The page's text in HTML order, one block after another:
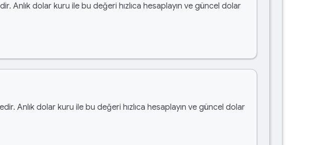
Anlık dolar kuru ile bu değeri hızlıca hesaplayın ve güncel dolar
Anlık dolar kuru ile bu değeri hızlıca hesaplayın ve güncel dolar